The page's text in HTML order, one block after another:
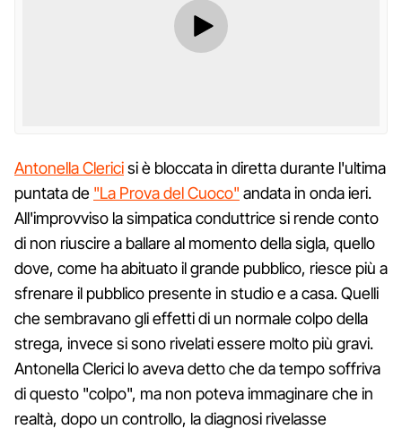
Antonella Clericisi è bloccata in diretta durante l'ultima
puntata de "La Prova del Cuoco" andata in onda ieri.
All'improvviso la simpatica conduttrice si rende conto
di non riuscire a ballare al momento della sigla, quello
dove, come ha abituato il grande pubblico, riesce più a
sfrenare il pubblico presente in studio e a casa. Quelli
che sembravano gli effetti di un normale colpo della
strega, invece si sono rivelati essere molto più gravi.
Antonella Clerici lo aveva detto che da tempo soffriva
di questo "colpo", ma non poteva immaginare che in
realtà, dopo un controllo, la diagnosi rivelasse